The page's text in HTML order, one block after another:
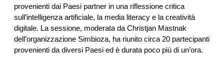
provenienti dai Paesi partner in una riflessione critica
sull’intelligenza artificiale, la media literacy e la creatività
digitale. La sessione, moderata da Christjan Mastnak
dell’organizzazione Simbioza, ha riunito circa 20 partecipanti
provenienti da diversi Paesi ed è durata poco più di un’ora.